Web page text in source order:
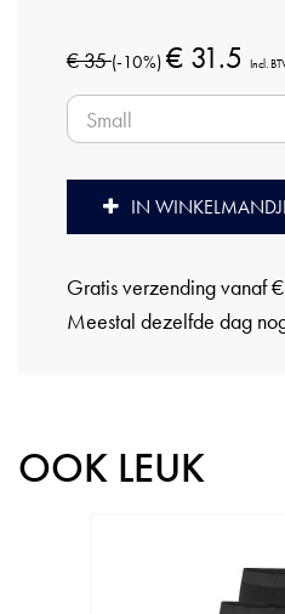
€ 35(-10%) € 31.5 Incl.
IN
Gratis verzending vanaf
Meestal dezelfde dag
OOK LEUK